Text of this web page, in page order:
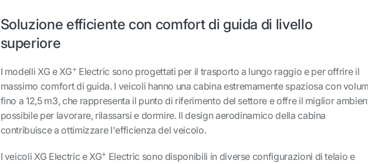
Soluzione efficiente con comfort di guida di livello
superiore
I modelli XG e XG+ Electric sono progettati per il trasporto a lungo raggio e per offrire il
massimo comfort di guida. I veicoli hanno una cabina estremamente spaziosa con
fino a 12,5 m3, che rappresenta il punto di riferimento del settore e offre il miglior
possibile per lavorare, rilassarsi e dormire. Il design aerodinamico della cabina
contribuisce a ottimizzare l'efficienza del veicolo.
I veicoli XG Electric e XG+ Electric sono disponibili in diverse configurazioni di telaio e